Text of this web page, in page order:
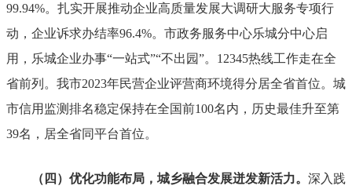
99.94%。扎实开展推动企业高质量发展大调研大服务专项行
动，企业诉求办结率96.4%。市政务服务中心乐城分中心启
用，乐城企业办事“一站式”“不出园”。 12345热线工作走在全
省前列。我市2023年民营企业评营商环境得分居全省首位。城
市信用监测排名稳定保持在全国前100名内，历史最佳升至第
39名，居全省同平台首位。
（四）优化功能布局，城乡融合发展迸发新活力。 深入践